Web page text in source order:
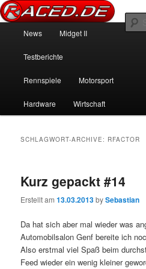
Raced.de
News über Rennspiele und der echten
Zum Inhalt wechseln
Zum sekundären Inhalt wechseln
News Midget II
Testberichte
Rennspiele Motorsport
Hardware Wirtschaft
SCHLAGWORT-ARCHIVE: RFACTOR
Kurz gepackt #14
Erstellt am13.03.2013bySebastian
Da hat sich aber mal wieder was
Automobilsalon Genf bereite ich
Also erstmal viel Spaß beim
Feed wieder ein wenig kleiner